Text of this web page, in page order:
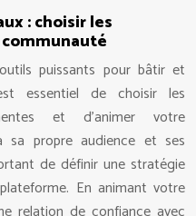
: choisir les
puissants pour bâtir et
essentiel de choisir les
et d’animer votre
sa propre audience et ses
de définir une stratégie
En animant votre